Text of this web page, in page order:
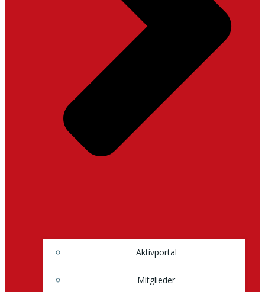
Aktivportal
Mitglieder